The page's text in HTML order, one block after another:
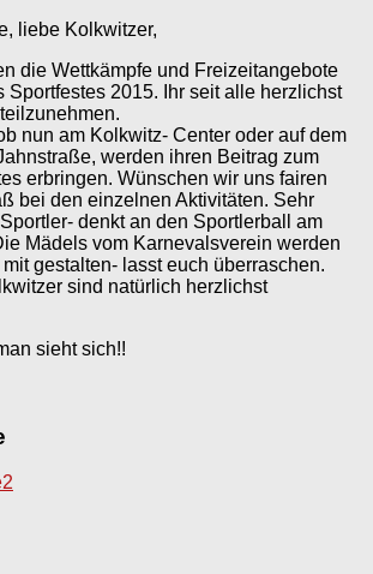
liebe Kolkwitzer,
die Wettkämpfe und Freizeitangebote
Sportfestes 2015. Ihr seit alle herzlichst
nun am Kolkwitz- Center oder auf dem
werden ihren Beitrag zum
erbringen. Wünschen wir uns fairen
bei den einzelnen Aktivitäten. Sehr
denkt an den Sportlerball am
Mädels vom Karnevalsverein werden
gestalten- lasst euch überraschen.
sind natürlich herzlichst
sieht sich!!
2